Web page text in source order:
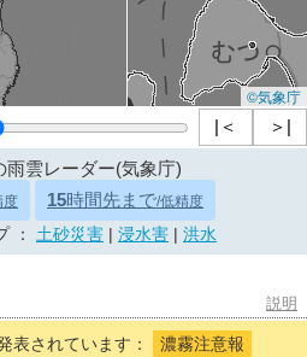
©気象庁
|＜ ＞|
雨雲レーダー(気象庁)
度 15時間先まで/低精度
： 土砂災害 浸水害 洪水
説明
表されています：
濃霧注意報